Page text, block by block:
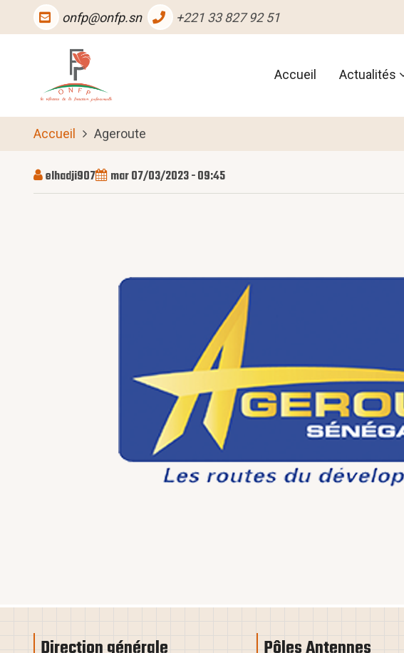
onfp@onfp.sn +221 33 827 92 51
Main
navigation
Accueil Actualités
Accueil Ageroute
elhadji907 mar 07/03/2023 - 09:45